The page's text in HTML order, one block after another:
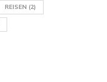
REISEN (2)